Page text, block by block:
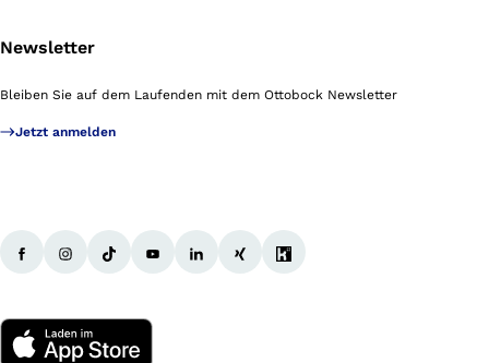
Newsletter
Bleiben Sie auf dem Laufenden mit dem Ottobock Newsletter
Jetzt anmelden